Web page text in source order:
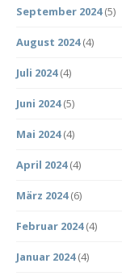
September 2024(5)
August 2024(4)
Juli 2024(4)
Juni 2024(5)
Mai 2024(4)
April 2024(4)
März 2024(6)
Februar 2024(4)
Januar 2024(4)